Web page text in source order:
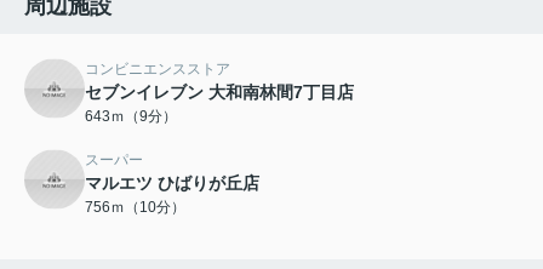
周辺施設
コンビニエンスストア
セブンイレブン 大和南林間7丁目店
643ｍ（9分）
スーパー
マルエツ ひばりが丘店
756ｍ（10分）